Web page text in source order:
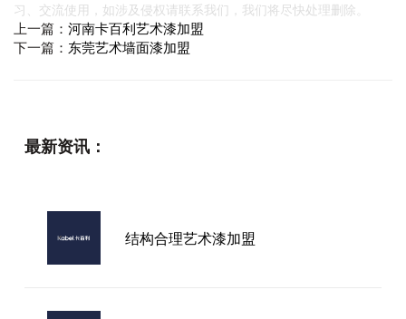
习、交流使用，如涉及侵权请联系我们，我们将尽快处理删除。
上一篇： 河南卡百利艺术漆加盟
下一篇： 东莞艺术墙面漆加盟
最新资讯：
结构合理艺术漆加盟